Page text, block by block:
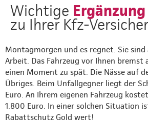
Wichtige Ergänzung
zu Ihrer Kfz-
Montagmorgen und es regnet. Sie sind
Arbeit. Das Fahrzeug vor Ihnen bremst
einen Moment zu spät. Die Nässe auf
Übriges. Beim Unfallgegner liegt der
Euro. An Ihrem eigenen Fahrzeug
1.800 Euro. In einer solchen Situation
Rabattschutz Gold wert!